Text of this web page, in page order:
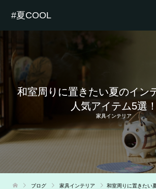
#夏COOL
和室周りに置きたい夏のイン
人気アイテム5選！
家具インテリア
ブログ 家具インテリア
和室周りに置きたい